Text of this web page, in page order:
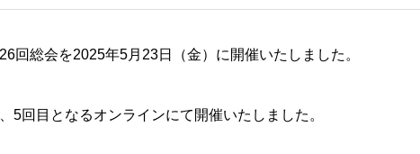
回総会を2025年5月23日（金）に開催いたしました。
5回目となるオンラインにて開催いたしました。